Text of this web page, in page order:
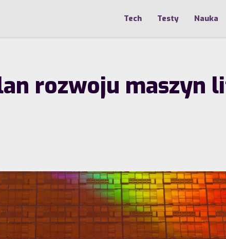
Tech Testy Nauka
rozwoju maszyn